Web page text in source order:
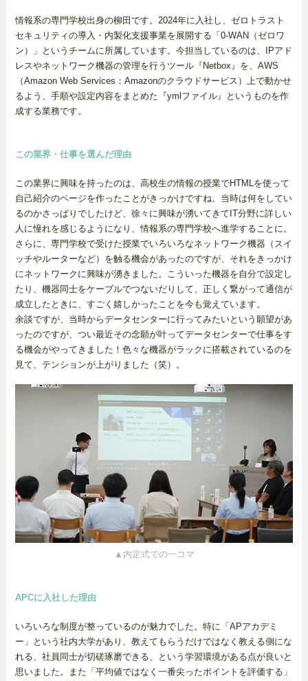
情報系の専門学校出身の柳田です。2024年に入社し、ゼロトラスト
セキュリティの導入・内製化支援事業を展開する「0-WAN（ゼロワ
ン）」というチームに所属しています。今担当しているのは、IPアド
レスやネットワーク機器の管理を行うツール『Netbox』を、AWS
（Amazon Web Services：Amazonのクラウドサービス）上で動かせ
るよう、手順や設定内容をまとめた『ymlファイル』というものを作
成する業務です。
この業界・仕事を選んだ理由
この業界に興味を持ったのは、高校生の情報の授業でHTMLを使って
自己紹介のページを作ったことがきっかけですね。当時は何をしてい
るのかさっぱりでしたけど、徐々に興味が湧いてきてIT分野に詳しい
人に憧れを感じるようになり、情報系の専門学校へ進学することに。
さらに、専門学校で受けた授業でいろいろなネットワーク機器（スイ
ッチやルーターなど）を触る機会があったのですが、それをきっかけ
にネットワークに興味が湧きました。こういった機器を自分で設定し
たり、機器同士をケーブルでつないだりして、正しく繋がって通信が
成立したときに、すごく嬉しかったことを今も覚えています。
余談ですが、当時からデータセンターに行ってみたいという願望があ
ったのですが、つい最近その念願が叶ってデータセンターで仕事をす
る機会がやってきました！色々な機器がラックに搭載されているのを
見て、テンションが上がりました（笑）。
▲内定式での一コマ
APCに入社した理由
いろいろな制度が整っているのが魅力でした。特に「APアカデミ
ー」という社内大学があり、教えてもらうだけではなく教える側にな
れる、社員同士が切磋琢磨できる、という学習環境がある点が良いと
思いました。また「平均値ではなく一番尖ったポイントを評価する」